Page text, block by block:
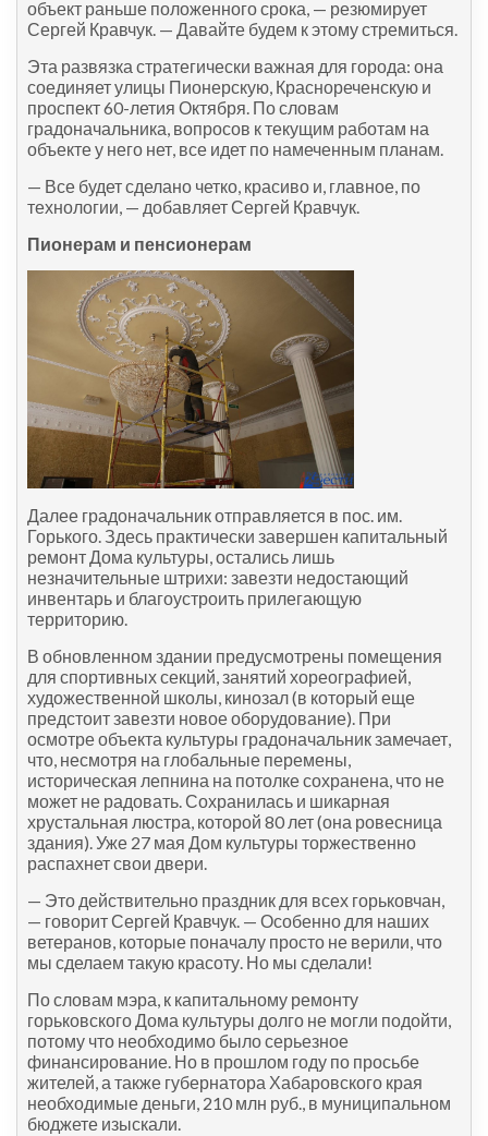
объект раньше положенного срока, — резюмирует
Сергей Кравчук. — Давайте будем к этому стремиться.
Эта развязка стратегически важная для города: она
соединяет улицы Пионерскую, Краснореченскую и
проспект 60-летия Октября. По словам
градоначальника, вопросов к текущим работам на
объекте у него нет, все идет по намеченным планам.
— Все будет сделано четко, красиво и, главное, по
технологии, — добавляет Сергей Кравчук.
Пионерам и пенсионерам
Далее градоначальник отправляется в пос. им.
Горького. Здесь практически завершен капитальный
ремонт Дома культуры, остались лишь
незначительные штрихи: завезти недостающий
инвентарь и благоустроить прилегающую
территорию.
В обновленном здании предусмотрены помещения
для спортивных секций, занятий хореографией,
художественной школы, кинозал (в который еще
предстоит завезти новое оборудование). При
осмотре объекта культуры градоначальник замечает,
что, несмотря на глобальные перемены,
историческая лепнина на потолке сохранена, что не
может не радовать. Сохранилась и шикарная
хрустальная люстра, которой 80 лет (она ровесница
здания). Уже 27 мая Дом культуры торжественно
распахнет свои двери.
— Это действительно праздник для всех горьковчан,
— говорит Сергей Кравчук. — Особенно для наших
ветеранов, которые поначалу просто не верили, что
мы сделаем такую красоту. Но мы сделали!
По словам мэра, к капитальному ремонту
горьковского Дома культуры долго не могли подойти,
потому что необходимо было серьезное
финансирование. Но в прошлом году по просьбе
жителей, а также губернатора Хабаровского края
необходимые деньги, 210 млн руб., в муниципальном
бюджете изыскали.